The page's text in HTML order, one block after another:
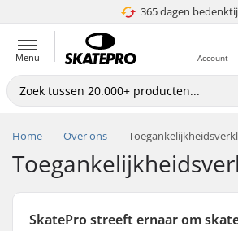
365 dagen
4.8 van 5
Menu Account
Home Over ons
SkatePro streeft ernaar om